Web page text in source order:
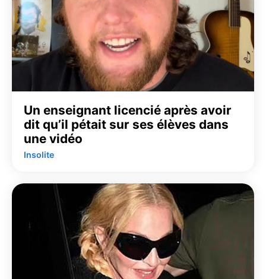
Un enseignant licencié après avoir
dit qu’il pétait sur ses élèves dans
une vidéo
Insolite